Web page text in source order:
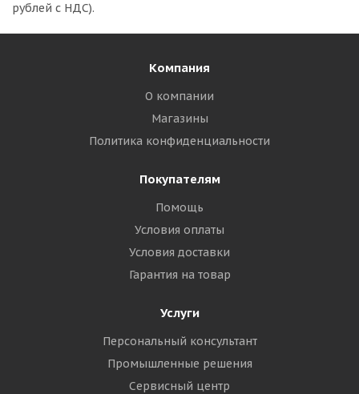
рублей с НДС).
Компания
О компании
Магазины
Политика конфиденциальности
Покупателям
Помощь
Условия оплаты
Условия доставки
Гарантия на товар
Услуги
Персональный консультант
Промышленные решения
Сервисный центр